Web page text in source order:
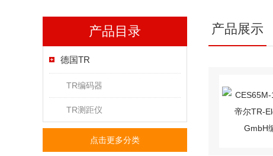
产品目录
德国TR
TR编码器
TR测距仪
点击更多分类
产品展示